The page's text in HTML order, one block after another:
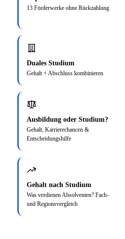
13 Förderwerke ohne Rückzahlung
Duales Studium
Gehalt + Abschluss kombinieren
Ausbildung oder Studium?
Gehalt, Karrierechancen &
Entscheidungshilfe
Gehalt nach Studium
Was verdienen Absolventen? Fach-
und Regionsvergleich